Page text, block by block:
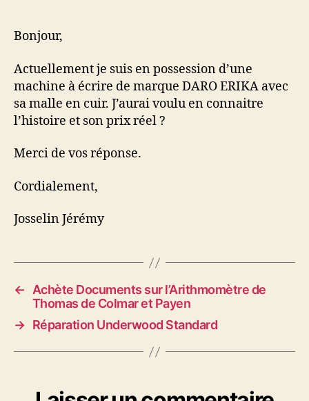
DARO
ERIKA
?
Bonjour,
Actuellement je suis en possession d’une
machine à écrire de marque DARO ERIKA avec
sa malle en cuir. J’aurai voulu en connaitre
l’histoire et son prix réel ?
Merci de vos réponse.
Cordialement,
Josselin Jérémy
←
Achète Documents sur l’Arithmomètre de
Thomas de Colmar et Payen
→ Réparation Underwood Standard